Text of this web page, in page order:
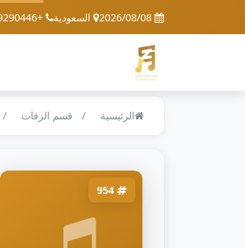
السعودية +966559290446
الرئيسية قسم الزفات